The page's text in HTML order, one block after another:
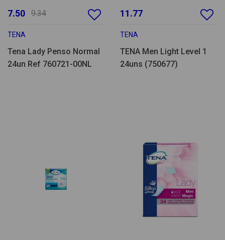
7.50 9.34
TENA
Tena Lady Penso Normal
24un Ref 760721-00NL
11.77
TENA
TENA Men Light Level 1
24uns (750677)